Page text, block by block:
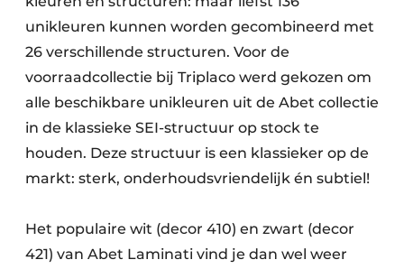
unikleuren kunnen worden gecombineerd met
26 verschillende structuren. Voor de
voorraadcollectie bij Triplaco werd gekozen om
alle beschikbare unikleuren uit de Abet collectie
in de klassieke SEI-structuur op stock te
houden. Deze structuur is een klassieker op de
markt: sterk, onderhoudsvriendelijk én subtiel!
Het populaire wit (decor 410) en zwart (decor
421) van Abet Laminati vind je dan wel weer